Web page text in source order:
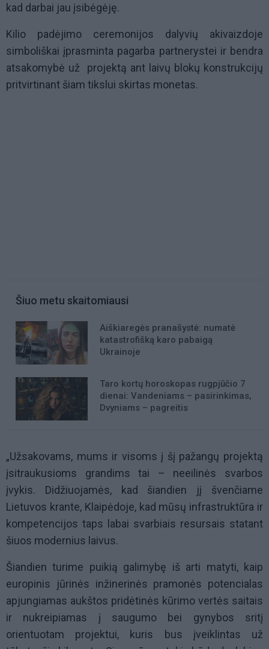
kad darbai jau įsibėgėję.
Kilio padėjimo ceremonijos dalyvių akivaizdoje
simboliškai įprasminta pagarba partnerystei ir bendra
atsakomybė už projektą ant laivų blokų konstrukcijų
pritvirtinant šiam tikslui skirtas monetas.
Šiuo metu skaitomiausi
Aiškiaregės pranašystė: numatė
katastrofišką karo pabaigą
Ukrainoje
Taro kortų horoskopas rugpjūčio 7
dienai: Vandeniams – pasirinkimas,
Dvyniams – pagreitis
„Užsakovams, mums ir visoms į šį pažangų projektą
įsitraukusioms grandims tai – neeilinės svarbos
įvykis. Didžiuojamės, kad šiandien jį švenčiame
Lietuvos krante, Klaipėdoje, kad mūsų infrastruktūra ir
kompetencijos taps labai svarbiais resursais statant
šiuos modernius laivus.
Šiandien turime puikią galimybę iš arti matyti, kaip
europinis jūrinės inžinerinės pramonės potencialas
apjungiamas aukštos pridėtinės kūrimo vertės saitais
ir nukreipiamas į saugumo bei gynybos sritį
orientuotam projektui, kuris bus įveiklintas už